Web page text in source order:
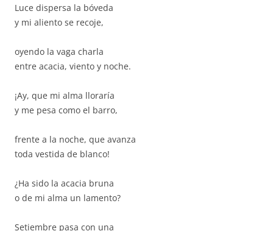
Luce dispersa la bóveda
y mi aliento se recoje,
oyendo la vaga charla
entre acacia, viento y noche.
¡Ay, que mi alma lloraría
y me pesa como el barro,
frente a la noche, que avanza
toda vestida de blanco!
¿Ha sido la acacia bruna
o de mi alma un lamento?
Setiembre pasa con una